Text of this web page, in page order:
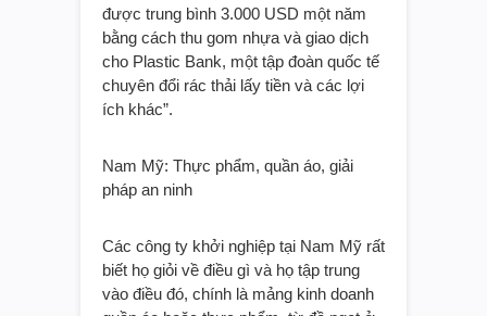
được trung bình 3.000 USD một năm
bằng cách thu gom nhựa và giao dịch
cho Plastic Bank, một tập đoàn quốc tế
chuyên đổi rác thải lấy tiền và các lợi
ích khác”.
Nam Mỹ: Thực phẩm, quần áo, giải
pháp an ninh
Các công ty khởi nghiệp tại Nam Mỹ rất
biết họ giỏi về điều gì và họ tập trung
vào điều đó, chính là mảng kinh doanh